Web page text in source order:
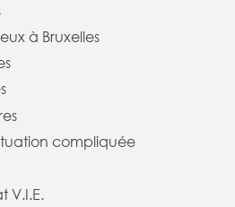
à Bruxelles
compliquée
V.I.E.